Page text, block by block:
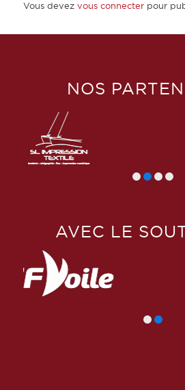
Vous devez vous connecterpour
NOS
AVEC LE